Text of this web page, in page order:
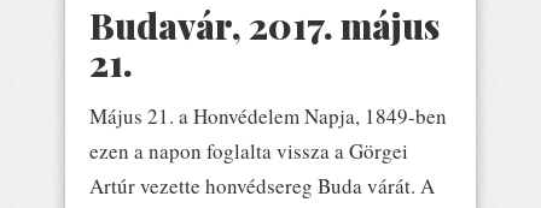
Budavár, 2017. május
21.
Május 21. a Honvédelem Napja, 1849-ben
ezen a napon foglalta vissza a Görgei
Artúr vezette honvédsereg Buda várát. A